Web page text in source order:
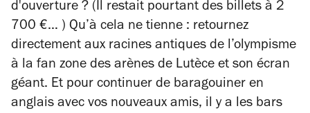
d'ouverture ? (Il restait pourtant des billets à 2
700 €… ) Qu’à cela ne tienne : retournez
directement aux racines antiques de l’olympisme
à la fan zone des arènes de Lutèce et son écran
géant. Et pour continuer de baragouiner en
anglais avec vos nouveaux amis, il y a les bars